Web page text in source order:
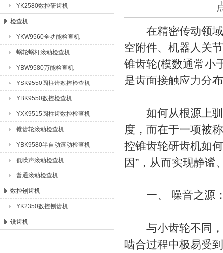
YK2580数控研齿机
检查机
YKW9560全功能检查机
蜗轮蜗杆滚动检查机
YBW9580万能检查机
YSK9550圆柱齿数控检查机
YBK9550数控检查机
YXK9515圆柱齿数控检查机
锥齿轮滚动检查机
YBK9580半自动滚动检查机
低噪声滚动检查机
普通滚动检查机
数控刨齿机
YK2350数控刨齿机
铣齿机
在精密传动领域
空附件、机器人关
锥齿轮(模数通常小
是齿面接触应力分
如何从根源上驯
度，而在于一项被
控锥齿轮研齿机如
因”，从而实现静谧
一、 噪音之源：
与小齿轮不同，
啮合过程中极易受